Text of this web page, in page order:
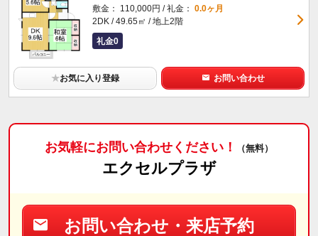
敷金： 110,000円 / 礼金： 0.0ヶ月
2DK / 49.65㎡ / 地上2階
礼金0
★お気に入り登録 お問い合わせ
お気軽にお問い合わせください！ （無料）
エクセルプラザ
お問い合わせ・来店予約